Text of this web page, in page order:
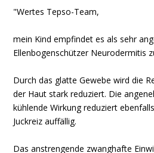
"Wertes Tepso-Team,
mein Kind empfindet es als sehr
Ellenbogenschützer Neurodermitis
Durch das glatte Gewebe wird die
der Haut stark reduziert. Die
kühlende Wirkung reduziert
Juckreiz auffällig.
Das anstrengende zwanghafte